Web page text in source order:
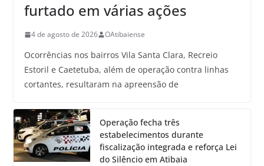
furtado em várias ações
4 de agosto de 2026 OAtibaiense
Ocorrências nos bairros Vila Santa Clara, Recreio
Estoril e Caetetuba, além de operação contra linhas
cortantes, resultaram na apreensão de
Operação fecha três
estabelecimentos durante
fiscalização integrada e reforça Lei
do Silêncio em Atibaia